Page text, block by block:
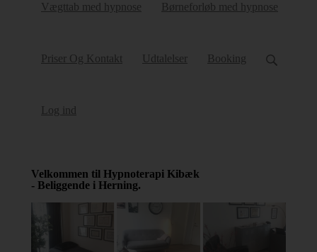
Vægttab med hypnose Børneforløb med hypnose
Priser Og Kontakt Udtalelser Booking
Log ind
Velkommen til Hypnoterapi Kibæk
- Beliggende i Herning.